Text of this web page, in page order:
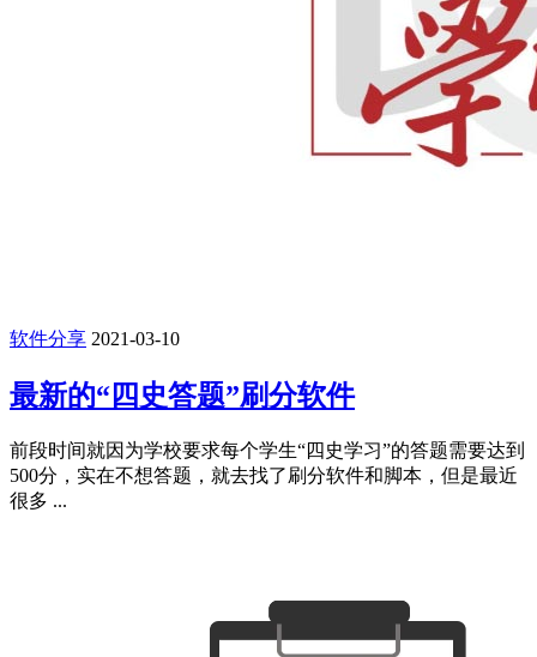
软件分享 2021-03-10
最新的“四史答题”刷分软件
前段时间就因为学校要求每个学生“四史学习”的答题需要达到
500分，实在不想答题，就去找了刷分软件和脚本，但是最近
很多 ...